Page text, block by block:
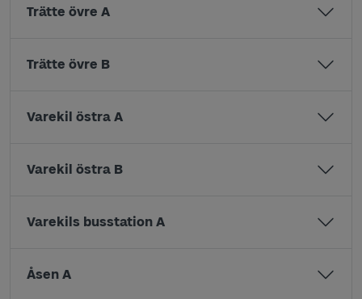
Trätte övre A
Trätte övre B
Varekil östra A
Varekil östra B
Varekils busstation A
Åsen A